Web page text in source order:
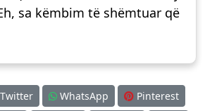
sa këmbim të shëmtuar që
Twitter WhatsApp
Pinterest